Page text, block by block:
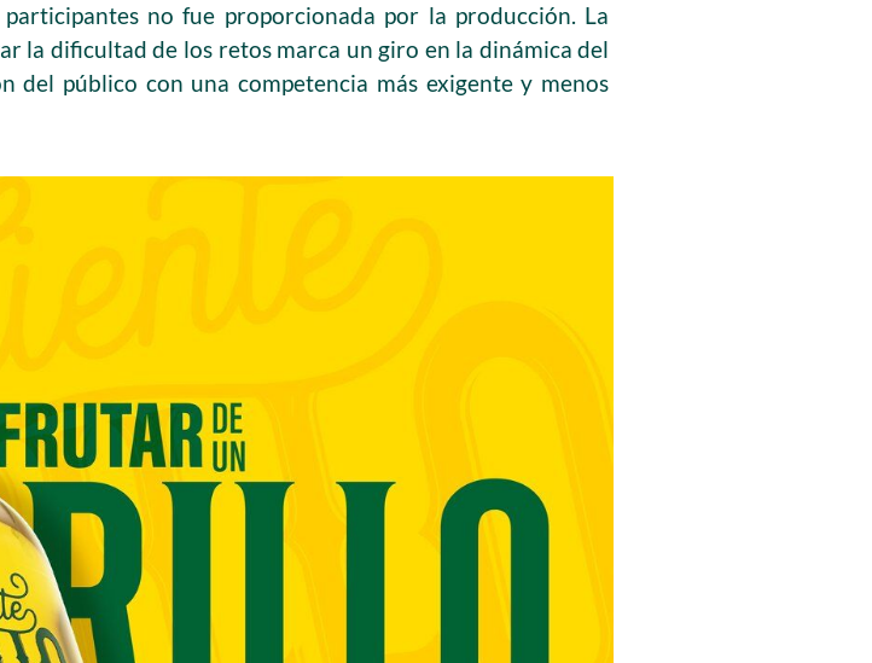
no fue proporcionada por la producción. La
la dificultad de los retos marca un giro en la dinámica del
del público con una competencia más exigente y menos